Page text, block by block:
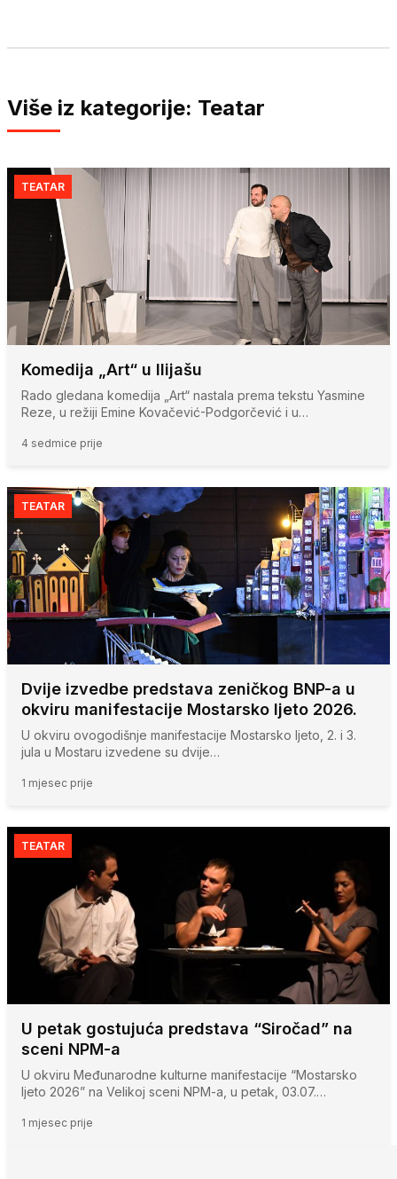
Više iz kategorije: Teatar
TEATAR
Komedija „Art“ u Ilijašu
Rado gledana komedija „Art“ nastala prema tekstu Yasmine
Reze, u režiji Emine Kovačević-Podgorčević i u…
4 sedmice prije
TEATAR
Dvije izvedbe predstava zeničkog BNP-a u
okviru manifestacije Mostarsko ljeto 2026.
U okviru ovogodišnje manifestacije Mostarsko ljeto, 2. i 3.
jula u Mostaru izvedene su dvije…
1 mjesec prije
TEATAR
U petak gostujuća predstava “Siročad” na
sceni NPM-a
U okviru Međunarodne kulturne manifestacije “Mostarsko
ljeto 2026” na Velikoj sceni NPM-a, u petak, 03.07.…
1 mjesec prije